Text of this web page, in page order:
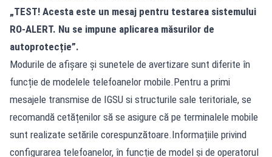
„TEST! Acesta este un mesaj pentru testarea sistemului
RO-ALERT. Nu se impune aplicarea măsurilor de
autoprotecție”.
Modurile de afișare și sunetele de avertizare sunt diferite în
funcție de modelele telefoanelor mobile.Pentru a primi
mesajele transmise de IGSU si structurile sale teritoriale, se
recomandă cetățenilor să se asigure că pe terminalele mobile
sunt realizate setările corespunzătoare.Informațiile privind
configurarea telefoanelor, în funcție de model și de operatorul